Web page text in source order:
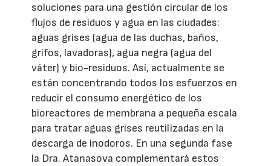
soluciones para una gestión circular de los
flujos de residuos y agua en las ciudades:
aguas grises (agua de las duchas, baños,
grifos, lavadoras), agua negra (agua del
váter) y bio-residuos. Así, actualmente se
están concentrando todos los esfuerzos en
reducir el consumo energético de los
bioreactores de membrana a pequeña escala
para tratar aguas grises reutilizadas en la
descarga de inodoros. En una segunda fase
la Dra. Atanasova complementará estos